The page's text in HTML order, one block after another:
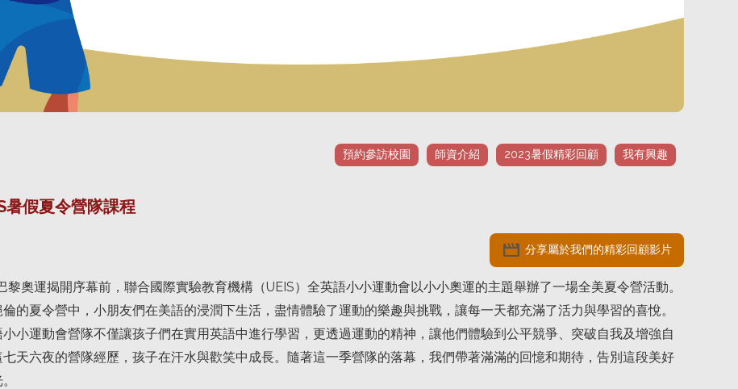
預約參訪校園 師資介紹 2023暑假精彩回顧 我有興趣
暑假夏令營隊課程
movie 分享屬於我們的精彩回顧影片
黎奧運揭開序幕前，聯合國際實驗教育機構（UEIS）全英語小小運動會以小小奧運的主題舉辦了一場全美夏令營活動。
的夏令營中，小朋友們在美語的浸潤下生活，盡情體驗了運動的樂趣與挑戰，讓每一天都充滿了活力與學習的喜悅。
小運動會營隊不僅讓孩子們在實用英語中進行學習，更透過運動的精神，讓他們體驗到公平競爭、突破自我及增強自
天六夜的營隊經歷，孩子在汗水與歡笑中成長。隨著這一季營隊的落幕，我們帶著滿滿的回憶和期待，告別這段美好